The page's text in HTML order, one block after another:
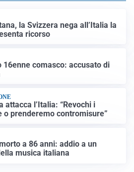
la Svizzera nega all’Italia la
ricorso
comasco: accusato di
attacca l’Italia: “Revochi i
prenderemo contromisure”
a 86 anni: addio a un
musica italiana